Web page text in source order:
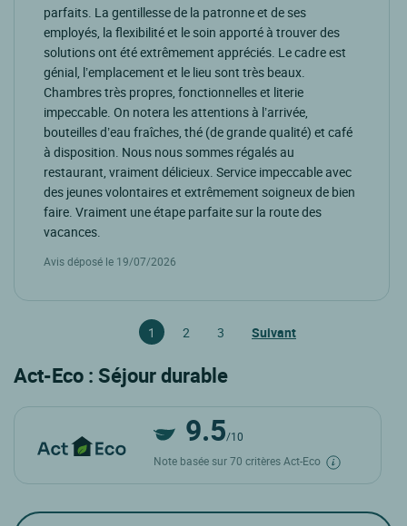
parfaits. La gentillesse de la patronne et de ses
employés, la flexibilité et le soin apporté à trouver des
solutions ont été extrêmement appréciés. Le cadre est
génial, l’emplacement et le lieu sont très beaux.
Chambres très propres, fonctionnelles et literie
impeccable. On notera les attentions à l’arrivée,
bouteilles d’eau fraîches, thé (de grande qualité) et café
à disposition. Nous nous sommes régalés au
restaurant, vraiment délicieux. Service impeccable avec
des jeunes volontaires et extrêmement soigneux de bien
faire. Vraiment une étape parfaite sur la route des
vacances.
Avis déposé le 19/07/2026
1 2 3 Suivant
Act-Eco : Séjour durable
9.5/10
Note basée sur 70 critères Act-Eco